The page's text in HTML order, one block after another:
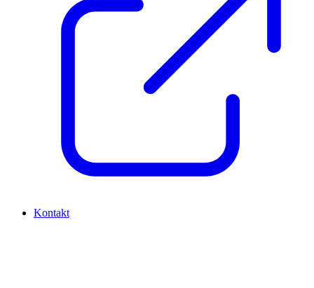
Kontakt